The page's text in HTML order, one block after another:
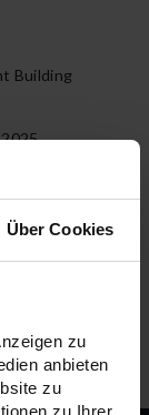
Über Cookies
zu
anbieten
zu
zu Ihrer
Building